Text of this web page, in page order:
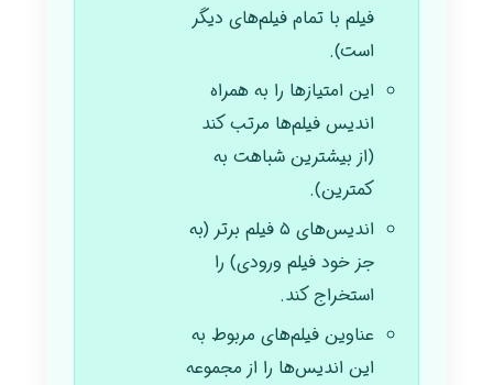
فیلم با تمام فیلم‌های دیگر
است).
این امتیازها را به همراه
اندیس فیلم‌ها مرتب کند
(از بیشترین شباهت به
کمترین).
اندیس‌های ۵ فیلم برتر (به
جز خود فیلم ورودی) را
استخراج کند.
عناوین فیلم‌های مربوط به
این اندیس‌ها را از مجموعه